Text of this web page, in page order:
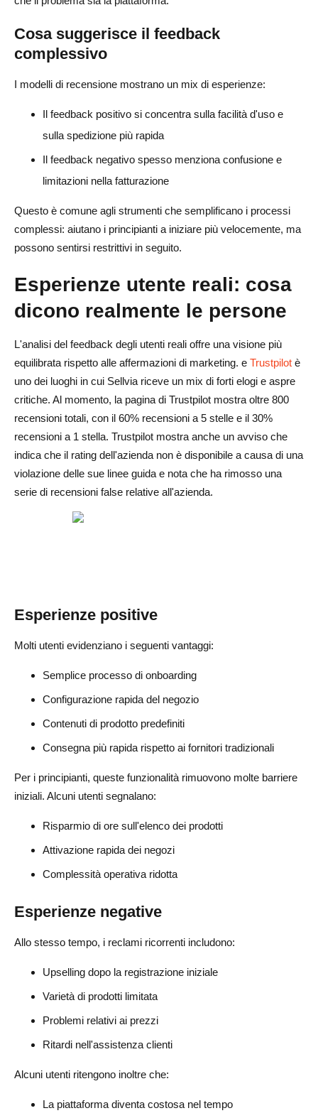
Cosa suggerisce il feedback
complessivo
I modelli di recensione mostrano un mix di esperienze:
Il feedback positivo si concentra sulla facilità d'uso e
sulla spedizione più rapida
Il feedback negativo spesso menziona confusione e
limitazioni nella fatturazione
Questo è comune agli strumenti che semplificano i processi
complessi: aiutano i principianti a iniziare più velocemente, ma
possono sentirsi restrittivi in seguito.
Esperienze utente reali: cosa
dicono realmente le persone
L'analisi del feedback degli utenti reali offre una visione più
equilibrata rispetto alle affermazioni di marketing. e Trustpilot è
uno dei luoghi in cui Sellvia riceve un mix di forti elogi e aspre
critiche. Al momento, la pagina di Trustpilot mostra oltre 800
recensioni totali, con il 60% recensioni a 5 stelle e il 30%
recensioni a 1 stella. Trustpilot mostra anche un avviso che
indica che il rating dell'azienda non è disponibile a causa di una
violazione delle sue linee guida e nota che ha rimosso una
serie di recensioni false relative all'azienda.
Esperienze positive
Molti utenti evidenziano i seguenti vantaggi:
Semplice processo di onboarding
Configurazione rapida del negozio
Contenuti di prodotto predefiniti
Consegna più rapida rispetto ai fornitori tradizionali
Per i principianti, queste funzionalità rimuovono molte barriere
iniziali. Alcuni utenti segnalano:
Risparmio di ore sull'elenco dei prodotti
Attivazione rapida dei negozi
Complessità operativa ridotta
Esperienze negative
Allo stesso tempo, i reclami ricorrenti includono:
Upselling dopo la registrazione iniziale
Varietà di prodotti limitata
Problemi relativi ai prezzi
Ritardi nell'assistenza clienti
Alcuni utenti ritengono inoltre che:
La piattaforma diventa costosa nel tempo